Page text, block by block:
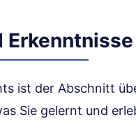
ist der Abschnitt
Sie gelernt und